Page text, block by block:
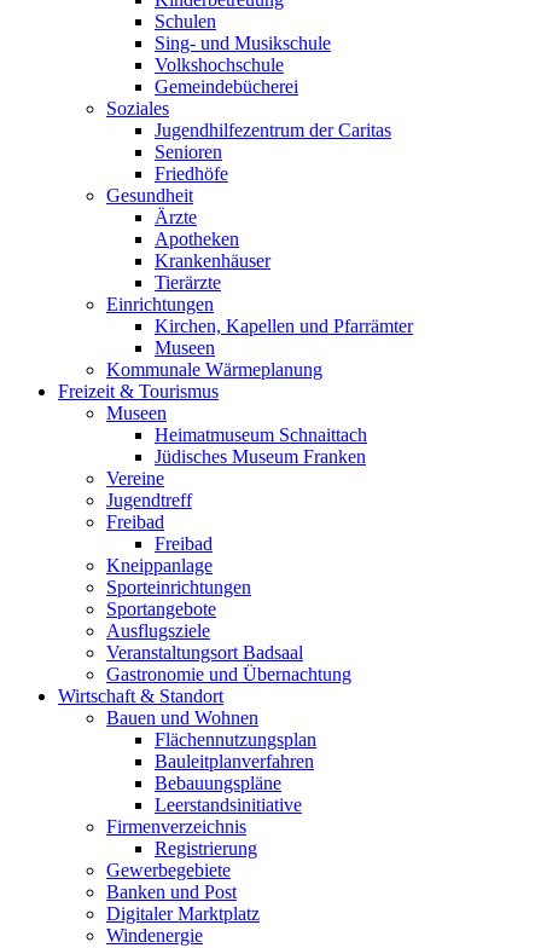
Schulen
Sing- und Musikschule
Volkshochschule
Gemeindebücherei
Soziales
Jugendhilfezentrum der Caritas
Senioren
Friedhöfe
Gesundheit
Ärzte
Apotheken
Krankenhäuser
Tierärzte
Einrichtungen
Kirchen, Kapellen und Pfarrämter
Museen
Kommunale Wärmeplanung
Freizeit & Tourismus
Museen
Heimatmuseum Schnaittach
Jüdisches Museum Franken
Vereine
Jugendtreff
Freibad
Freibad
Kneippanlage
Sporteinrichtungen
Sportangebote
Ausflugsziele
Veranstaltungsort Badsaal
Gastronomie und Übernachtung
Wirtschaft & Standort
Bauen und Wohnen
Flächennutzungsplan
Bauleitplanverfahren
Bebauungspläne
Leerstandsinitiative
Firmenverzeichnis
Registrierung
Gewerbegebiete
Banken und Post
Digitaler Marktplatz
Windenergie